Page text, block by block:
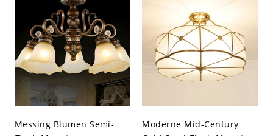
Messing Blumen Semi-
Moderne Mid-Century